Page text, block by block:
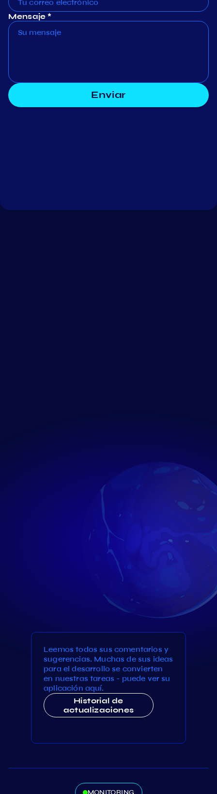
Mensaje *
Enviar
Leemos todos sus comentarios y
sugerencias. Muchas de sus ideas
para el desarrollo se convierten
en nuestras tareas - puede ver su
aplicación aquí.
Historial de
actualizaciones
MONITORING